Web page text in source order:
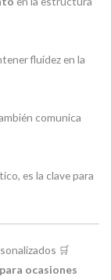
fluidez en la
comunica
es la clave para
🛒
ocasiones